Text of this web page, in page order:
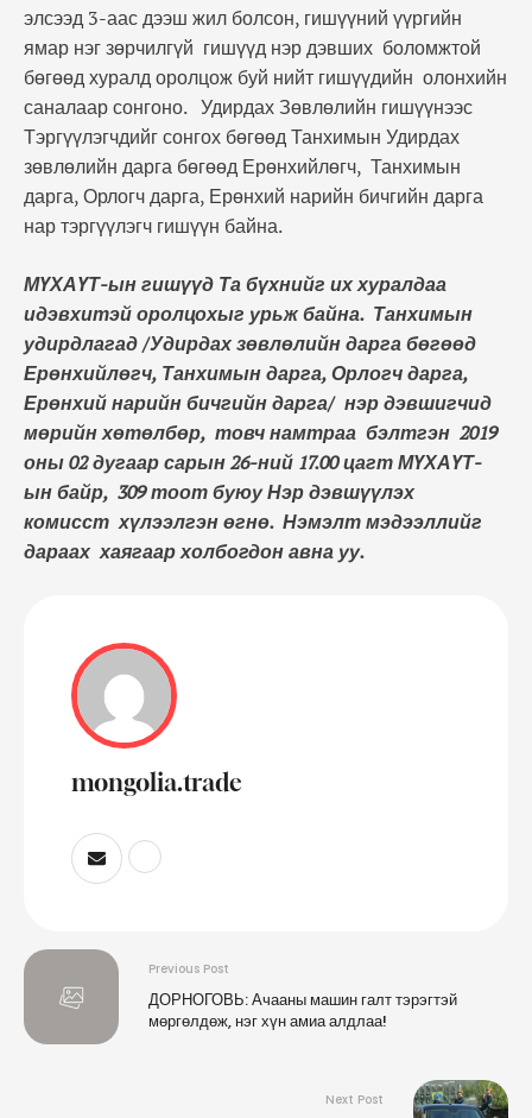
элсээд 3-аас дээш жил болсон, гишүүний үүргийн
ямар нэг зөрчилгүй гишүүд нэр дэвших боломжтой
бөгөөд хуралд оролцож буй нийт гишүүдийн олонхийн
саналаар сонгоно. Удирдах Зөвлөлийн гишүүнээс
Тэргүүлэгчдийг сонгох бөгөөд Танхимын Удирдах
зөвлөлийн дарга бөгөөд Ерөнхийлөгч, Танхимын
дарга, Орлогч дарга, Ерөнхий нарийн бичгийн дарга
нар тэргүүлэгч гишүүн байна.
МҮХАҮТ-ын гишүүд Та бүхнийг их хуралдаа
идэвхитэй оролцохыг урьж байна. Танхимын
удирдлагад /Удирдах зөвлөлийн дарга бөгөөд
Ерөнхийлөгч, Танхимын дарга, Орлогч дарга,
Ерөнхий нарийн бичгийн дарга/ нэр дэвшигчид
мөрийн хөтөлбөр, товч намтраа бэлтгэн 2019
оны 02 дугаар сарын 26-ний 17.00 цагт МҮХАҮТ-
ын байр, 309 тоот буюу Нэр дэвшүүлэх
комисст хүлээлгэн өгнө. Нэмэлт мэдээллийг
дараах хаягаар холбогдон авна уу.
mongolia.trade
Previous Post
ДОРНОГОВЬ: Ачааны машин галт тэрэгтэй
мөргөлдөж, нэг хүн амиа алдлаа!
Next Post